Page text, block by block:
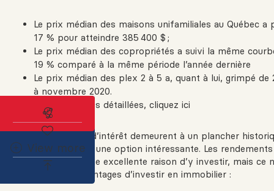
Le prix médian des maisons unifamiliales au Québec a
17 % pour atteindre 385 400 $ ;
Le prix médian des copropriétés a suivi la même
19 % comparé à la même période l’année dernière
Le prix médian des plex 2 à 5 a, quant à lui, grimpé
à novembre 2020.
Pour des statistiques détaillées, cliquez ici
Alors que les taux d’intérêt demeurent à un plancher
l’immobilier s’avère une option intéressante. Les
l’immobilier sont une excellente raison d’y investir, mais ce
Voici six autres avantages d’investir en immobilier :
Abonnez-vous à l'alerte immobilière
View more